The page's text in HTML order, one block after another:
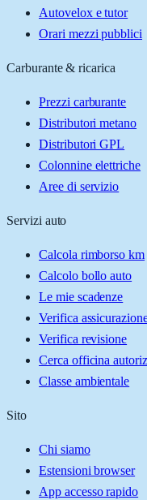
Autovelox e tutor
Orari mezzi pubblici
Carburante & ricarica
Prezzi carburante
Distributori metano
Distributori GPL
Colonnine elettriche
Aree di servizio
Servizi auto
Calcola rimborso km
Calcolo bollo auto
Le mie scadenze
Verifica
Verifica revisione
Cerca officina
Classe ambientale
Sito
Chi siamo
Estensioni browser
App accesso rapido